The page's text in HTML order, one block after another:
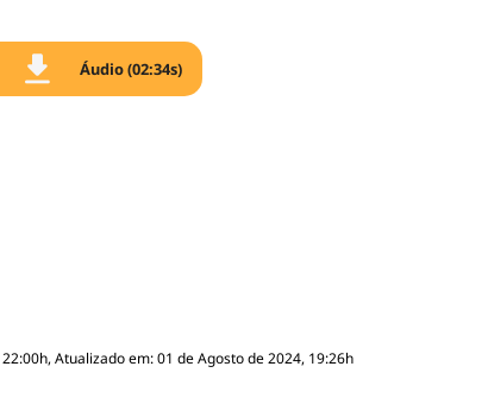
Áudio (02:34s)
Atualizado em: 01 de Agosto de 2024, 19:26h